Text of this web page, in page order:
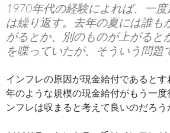
1970年代の経験によれば、一
は繰り返す。去年の夏には誰も
がるとか、別のものが上がると
を喋っていたが、そういう問題
インフレの原因が現金給付であると
年のような規模の現金給付がもう一度
ンフレは収まると考えて良いのだろう